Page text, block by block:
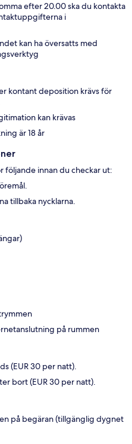
efter 20.00 ska du kontakta
i
kan ha översatts med
kontant deposition krävs för
kan krävas
är 18 år
följande innan du checkar ut:
tillbaka nycklarna.
på rummen
(EUR 30 per natt).
bort (EUR 30 per natt).
på begäran (tillgänglig dygnet